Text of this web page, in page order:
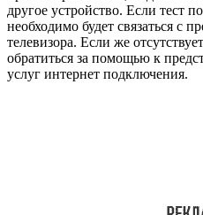
другое устройство. Если тест
необходимо будет связаться с
телевизора. Если же
обратиться за помощью к
услуг интернет подключения.